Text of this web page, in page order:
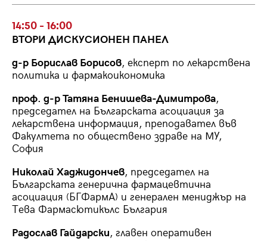
14:50 - 16:00
ВТОРИ ДИСКУСИОНЕН ПАНЕЛ
д-р Борислав Борисов, експерт по лекарствена
политика и фармакоикономика
проф. д-р Татяна Бенишева-Димитрова,
председател на Българската асоциация за
лекарствена информация, преподавател във
Факултета по обществено здраве на МУ,
София
Николай Хаджидончев, председател на
Българската генерична фармацевтична
асоциация (БГФармА) и генерален мениджър на
Тева Фармасютикълс България
Радослав Гайдарски, главен оперативен